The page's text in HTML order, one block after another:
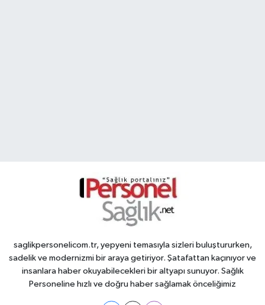
saglikpersonelicom.tr, yepyeni temasıyla sizleri buluştururken,
sadelik ve modernizmi bir araya getiriyor. Şatafattan kaçınıyor ve
insanlara haber okuyabilecekleri bir altyapı sunuyor. Sağlık
Personeline hızlı ve doğru haber sağlamak önceliğimiz